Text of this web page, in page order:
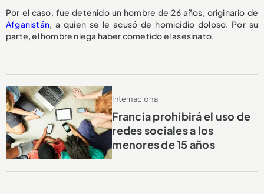
Por el caso, fue detenido un hombre de 26 años, originario de
Afganistán, a quien se le acusó de homicidio doloso. Por su
parte, el hombre niega haber cometido el asesinato.
Internacional
Francia prohibirá el uso de
redes sociales a los
menores de 15 años